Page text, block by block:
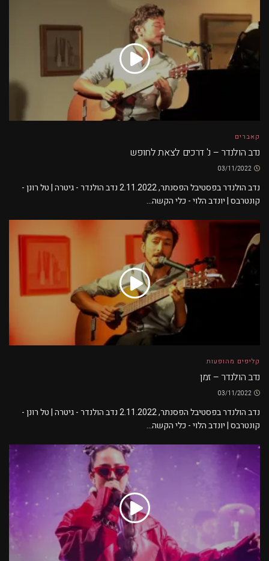
קאברים
נדב הולנדר – נ' דרכים לצאת לחופש
נדב הולנדר בפסטיבל הפסנתר, 2.11.2022 נדב הולנדר - גיטרה | טל רונן -
קונטרבס | יונדב הלוי - כלי הקשה...
קליפים מהופעות
נדב הולנדר – זמן
נדב הולנדר בפסטיבל הפסנתר, 2.11.2022 נדב הולנדר - גיטרה | טל רונן -
קונטרבס | יונדב הלוי - כלי הקשה...